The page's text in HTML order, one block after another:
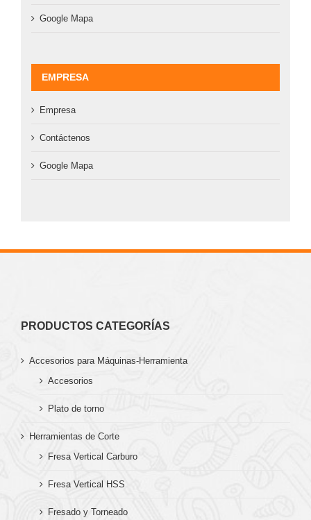
Google Mapa
EMPRESA
Empresa
Contáctenos
Google Mapa
PRODUCTOS CATEGORÍAS
Accesorios para Máquinas-Herramienta
Accesorios
Plato de torno
Herramientas de Corte
Fresa Vertical Carburo
Fresa Vertical HSS
Fresado y Torneado